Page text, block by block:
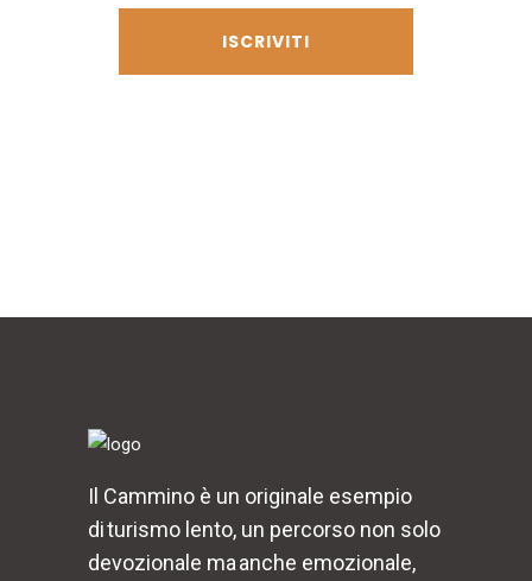
Il Cammino è un originale esempio
di turismo lento, un percorso non solo
devozionale ma anche emozionale,